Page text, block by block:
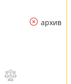
архив